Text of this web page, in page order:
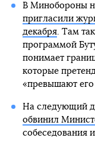
В Минобороны
пригласили
декабря. Там
программой
понимает
которые
«превышают его
На следующий
обвинил
собеседования